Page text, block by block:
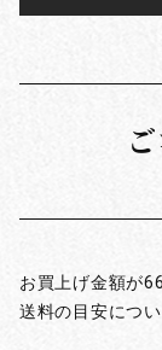
お買上げ金額が
送料の目安につ